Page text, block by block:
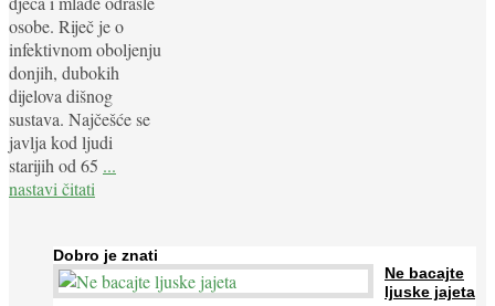
osobe. Riječ je o
infektivnom oboljenju
donjih, dubokih
dijelova dišnog
sustava. Najčešće se
javlja kod ljudi
starijih od 65 ...
nastavi čitati
Dobro je znati
Ne bacajte
ljuske jajeta